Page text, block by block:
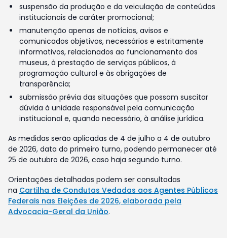
suspensão da produção e da veiculação de conteúdos
institucionais de caráter promocional;
manutenção apenas de notícias, avisos e
comunicados objetivos, necessários e estritamente
informativos, relacionados ao funcionamento dos
museus, à prestação de serviços públicos, à
programação cultural e às obrigações de
transparência;
submissão prévia das situações que possam suscitar
dúvida à unidade responsável pela comunicação
institucional e, quando necessário, à análise jurídica.
As medidas serão aplicadas de 4 de julho a 4 de outubro
de 2026, data do primeiro turno, podendo permanecer até
25 de outubro de 2026, caso haja segundo turno.
Orientações detalhadas podem ser consultadas
na Cartilha de Condutas Vedadas aos Agentes Públicos
Federais nas Eleições de 2026, elaborada pela
Advocacia-Geral da União.